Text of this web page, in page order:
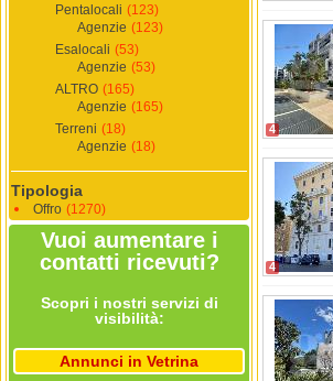
Pentalocali (123)
Agenzie (123)
Esalocali (53)
Agenzie (53)
ALTRO (165)
Agenzie (165)
Terreni (18)
Agenzie (18)
Tipologia
Offro (1270)
Vuoi aumentare i
contatti ricevuti?
Scopri i nostri servizi di
visibilità:
Annunci in Vetrina
4
4